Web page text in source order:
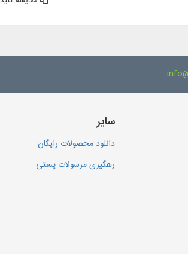
سایر
دانلود محصولات رایگان
رهگیری مرسولات پستی